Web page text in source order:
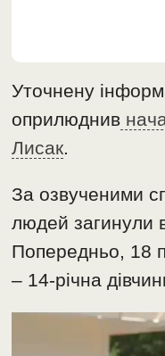
Уточнену
оприлюднив
Лисак.
За озвученими
людей загинули
Попередньо, 18
– 14-річна
Відеопрогравач